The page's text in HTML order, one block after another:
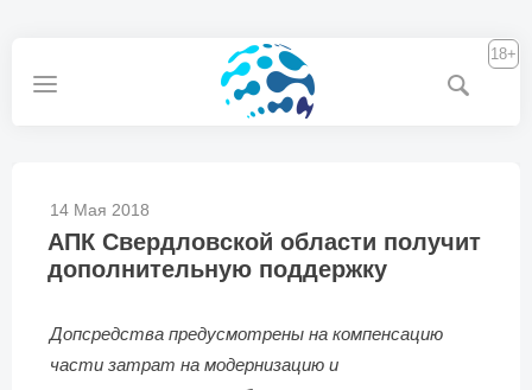
18+
14 Мая 2018
АПК Свердловской области получит
дополнительную поддержку
Допсредства предусмотрены на компенсацию
части затрат на модернизацию и